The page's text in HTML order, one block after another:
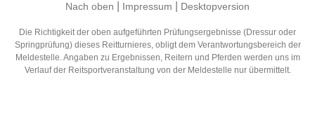
Nach oben Impressum Desktopversion
Die Richtigkeit der oben aufgeführten Prüfungsergebnisse (Dressur oder
Springprüfung) dieses Reitturnieres, obligt dem Verantwortungsbereich der
Meldestelle. Angaben zu Ergebnissen, Reitern und Pferden werden uns im
Verlauf der Reitsportveranstaltung von der Meldestelle nur übermittelt.